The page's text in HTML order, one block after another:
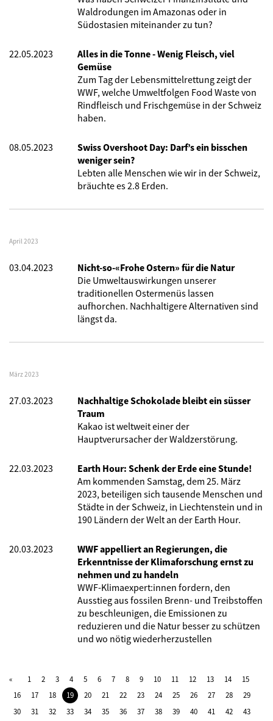
Waldrodungen im Amazonas oder in
Südostasien miteinander zu tun?
22.05.2023
Alles in die Tonne - Wenig Fleisch, viel
Gemüse
Zum Tag der Lebensmittelrettung zeigt der
WWF, welche Umweltfolgen Food Waste von
Rindfleisch und Frischgemüse in der Schweiz
haben.
08.05.2023
Swiss Overshoot Day: Darf’s ein bisschen
weniger sein?
Lebten alle Menschen wie wir in der Schweiz,
bräuchte es 2.8 Erden.
April 2023
03.04.2023
Nicht-so-«Frohe Ostern» für die Natur
Die Umweltauswirkungen unserer
traditionellen Ostermenüs lassen
aufhorchen. Nachhaltigere Alternativen sind
längst da.
März 2023
27.03.2023
Nachhaltige Schokolade bleibt ein süsser
Traum
Kakao ist weltweit einer der
Hauptverursacher der Waldzerstörung.
22.03.2023
Earth Hour: Schenk der Erde eine Stunde!
Am kommenden Samstag, dem 25. März
2023, beteiligen sich tausende Menschen und
Städte in der Schweiz, in Liechtenstein und in
190 Ländern der Welt an der Earth Hour.
20.03.2023
WWF appelliert an Regierungen, die
Erkenntnisse der Klimaforschung ernst zu
nehmen und zu handeln
WWF-Klimaexpert:innen fordern, den
Ausstieg aus fossilen Brenn- und Treibstoffen
zu beschleunigen, die Emissionen zu
reduzieren und die Natur besser zu schützen
und wo nötig wiederherzustellen
1 2 3 4 5 6 7 8 9 10 11 12 13 14
15
16
17 18 19 20 21 22 23 24 25 26 27 28
29
30
31 32 33 34 35 36 37 38 39 40 41 42
43